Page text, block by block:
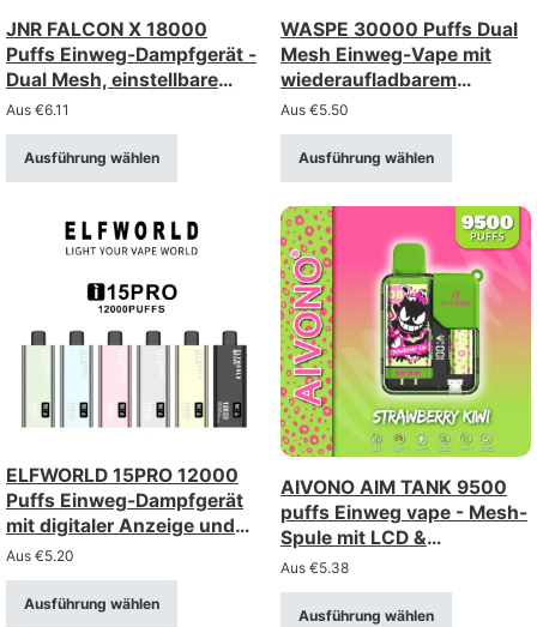
JNR FALCON X 18000
Puffs Einweg-Dampfgerät -
Dual Mesh, einstellbare
Luftstrom, digitale Anzeige
Aus €6.11
Ausführung wählen
WASPE 30000 Puffs Dual
Mesh Einweg-Vape mit
wiederaufladbarem
850mah-Akku
Aus €5.50
Ausführung wählen
ELFWORLD 15PRO 12000
Puffs Einweg-Dampfgerät
mit digitaler Anzeige und
einstellbarem Luftstrom
Aus €5.20
Ausführung wählen
AIVONO AIM TANK 9500
puffs Einweg vape - Mesh-
Spule mit LCD &
Kindersicherung
Aus €5.38
Ausführung wählen